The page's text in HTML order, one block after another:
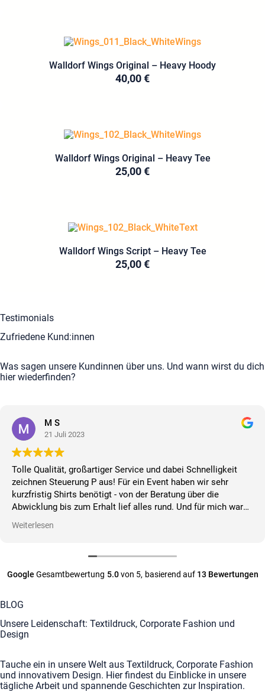
Walldorf Wings Original – Heavy Hoody
40,00€
Walldorf Wings Original – Heavy Tee
25,00€
Walldorf Wings Script – Heavy Tee
25,00€
Testimonials
Zufriedene Kund:innen
Was sagen unsere Kundinnen über uns. Und wann wirst du dich
hier wiederfinden?
M S
21 Juli 2023
Tolle Qualität, großartiger Service und dabei Schnelligkeit
zeichnen Steuerung P aus! Für ein Event haben wir sehr
kurzfristig Shirts benötigt - von der Beratung über die
Abwicklung bis zum Erhalt lief alles rund. Und für mich war
die beste Rückmeldung, dass die Kollegen die Qualität der
Shirts gelobt haben und diese gern tragen.
Weiterlesen
Google Gesamtbewertung 5.0von 5, basierend auf 13 Bewertungen
BLOG
Unsere Leidenschaft: Textildruck, Corporate Fashion und
Design
Tauche ein in unsere Welt aus Textildruck, Corporate Fashion
und innovativem Design. Hier findest du Einblicke in unsere
tägliche Arbeit und spannende Geschichten zur Inspiration.